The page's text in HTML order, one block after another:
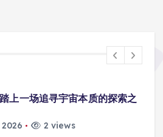
上一场追寻宇宙本质的探索之
2026 2 views